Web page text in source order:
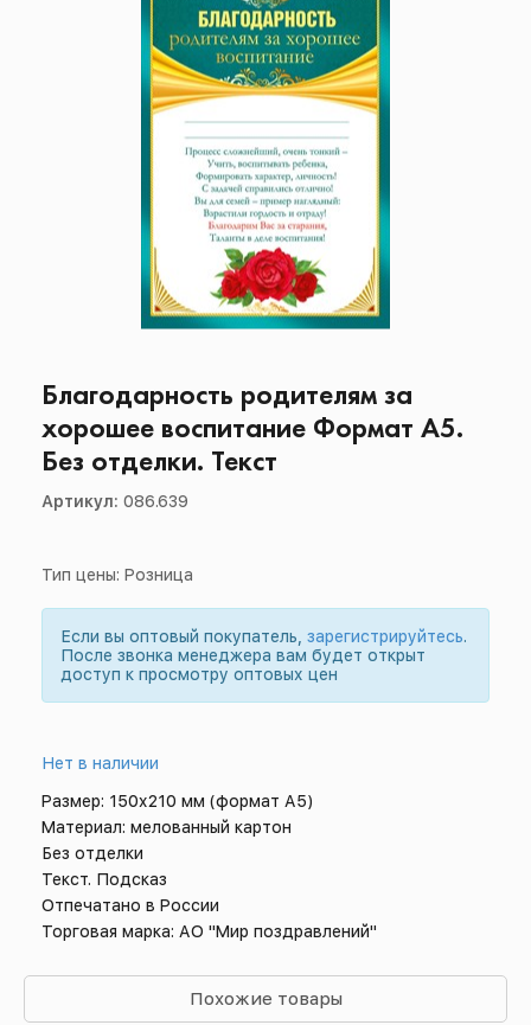
Благодарность родителям за
хорошее воспитание Формат А5.
Без отделки. Текст
Артикул: 086.639
Тип цены: Розница
Если вы оптовый покупатель, зарегистрируйтесь.
После звонка менеджера вам будет открыт
доступ к просмотру оптовых цен
Нет в наличии
Размер: 150х210 мм (формат А5)
Материал: мелованный картон
Без отделки
Текст. Подсказ
Отпечатано в России
Торговая марка: АО "Мир поздравлений"
Похожие товары